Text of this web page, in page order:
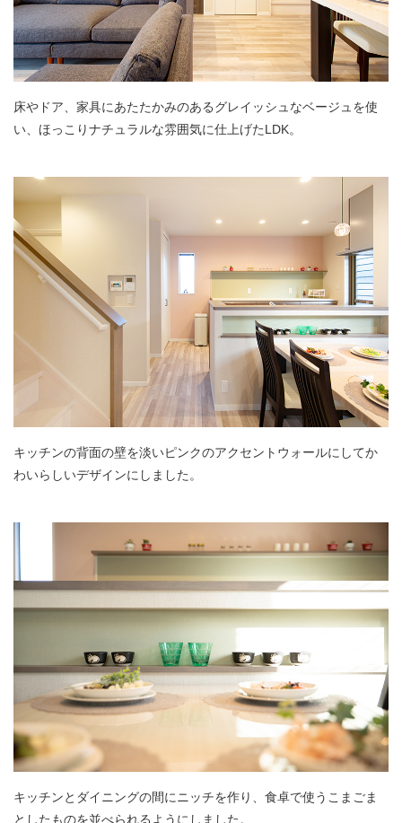
床やドア、家具にあたたかみのあるグレイッシュなベージュを使
い、ほっこりナチュラルな雰囲気に仕上げたLDK。
キッチンの背面の壁を淡いピンクのアクセントウォールにしてか
わいらしいデザインにしました。
キッチンとダイニングの間にニッチを作り、食卓で使うこまごま
としたものを並べられるようにしました。